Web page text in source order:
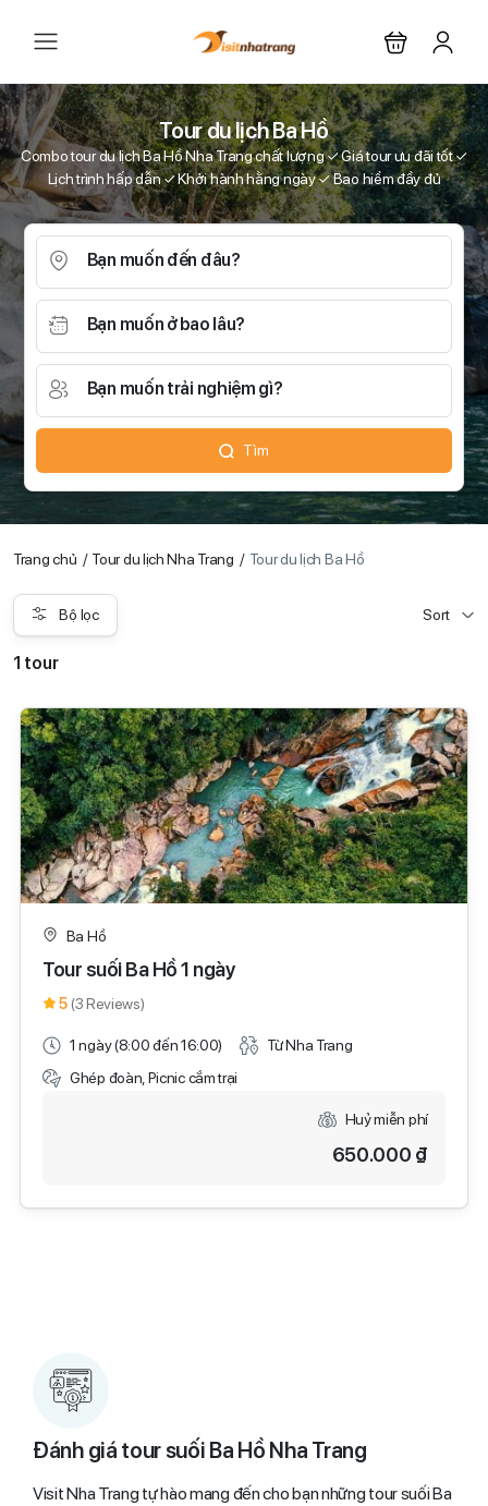
Tour du lịch Ba Hồ
Combo tour du lịch Ba Hồ Nha Trang chất lượng ✓ Giá tour ưu đãi tốt ✓
Lịch trình hấp dẫn ✓ Khởi hành hằng ngày ✓ Bao hiểm đầy đủ
Bạn muốn đến đâu?
Bạn muốn ở bao lâu?
Bạn muốn trải nghiệm gì?
Tìm
Trang chủ Tour du lịch Nha Trang Tour du lịch Ba Hồ
Bộ lọc Sort
1 tour
Ba Hồ
Tour suối Ba Hồ 1 ngày
5 (3 Reviews)
1 ngày (8:00 đến 16:00)
Từ Nha Trang
Ghép đoàn, Picnic cắm trại
Huỷ miễn phí
650.000 ₫
Đánh giá tour suối Ba Hồ Nha Trang
Visit Nha Trang tự hào mang đến cho bạn những tour suối Ba